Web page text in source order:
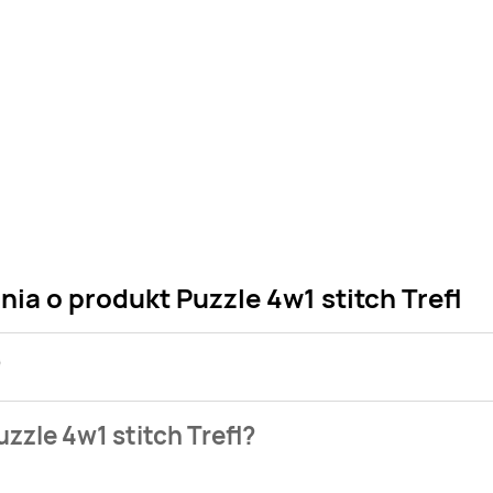
o produkt Puzzle 4w1 stitch Trefl
4w1 stitch Trefl?